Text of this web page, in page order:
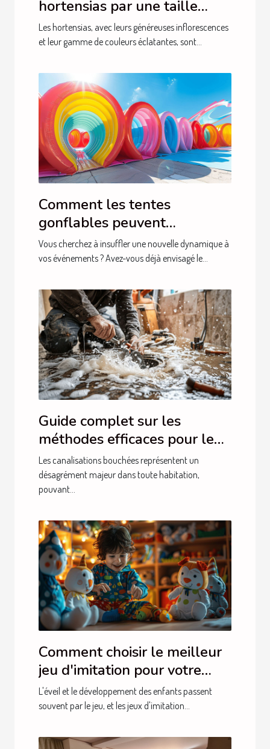
hortensias par une taille
adéquate
Les hortensias, avec leurs généreuses inflorescences
et leur gamme de couleurs éclatantes, sont...
Comment les tentes
gonflables peuvent
dynamiser vos événements
Vous cherchez à insuffler une nouvelle dynamique à
vos événements ? Avez-vous déjà envisagé le...
Guide complet sur les
méthodes efficaces pour le
débouchage de canalisations
Les canalisations bouchées représentent un
désagrément majeur dans toute habitation,
pouvant...
Comment choisir le meilleur
jeu d'imitation pour votre
enfant
L'éveil et le développement des enfants passent
souvent par le jeu, et les jeux d'imitation...